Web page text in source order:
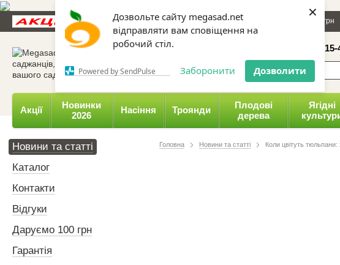
Дозвольте сайту megasad.net
відправляти вам сповіщення на
робочий стіл.
Powered by SendPulse Заборонити Дозволити
×
Новини та статті Каталог Контакти Відгуки Даруємо 100 грн
0 800 332-015, 050
Акції
Новинки
2026
Насіння Троянди
Плодові
дерева
Ягідні
Головна Новини та статті Коли цвітуть тюльпани:
Новини та статті
Каталог
Контакти
Відгуки
Даруємо 100 грн
Гарантія